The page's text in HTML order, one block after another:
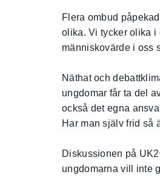
Flera ombud
olika. Vi tycker olika i
människovärde i oss
Näthat och
ungdomar får ta del
också det egna
Har man själv frid så
Diskussionen på
ungdomarna vill inte